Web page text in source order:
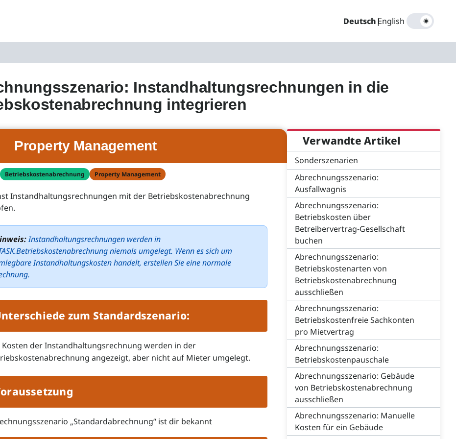
Deutsch|
English
Instandhaltungsrechnungen in die
integrieren
Property Management
Betriebskostenabrechnung Property Management
Instandhaltungsrechnungen mit der Betriebskostenabrechnung
Instandhaltungsrechnungen werden in
niemals umgelegt. Wenn es sich um
Instandhaltungskosten handelt, erstellen Sie eine normale
zum Standardszenario:
Kosten der Instandhaltungsrechnung werden in der
angezeigt, aber nicht auf Mieter umgelegt.
„Standardabrechnung“ ist dir bekannt
Verwandte Artikel
Sonderszenarien
Abrechnungsszenario:
Ausfallwagnis
Abrechnungsszenario:
Betriebskosten über
Betreibervertrag-Gesellschaft
buchen
Abrechnungsszenario:
Betriebskostenarten von
Betriebskostenabrechnung
ausschließen
Abrechnungsszenario:
Betriebskostenfreie Sachkonten
pro Mietvertrag
Abrechnungsszenario:
Betriebskostenpauschale
Abrechnungsszenario: Gebäude
von Betriebskostenabrechnung
ausschließen
Abrechnungsszenario: Manuelle
Kosten für ein Gebäude